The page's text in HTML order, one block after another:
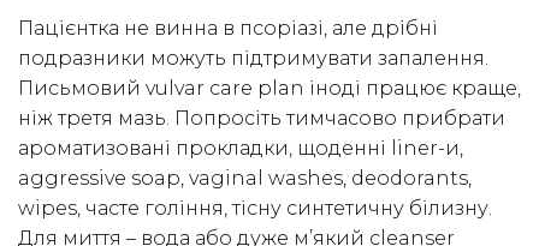
Пацієнтка не винна в псоріазі, але дрібні
подразники можуть підтримувати запалення.
Письмовий vulvar care plan іноді працює краще,
ніж третя мазь. Попросіть тимчасово прибрати
ароматизовані прокладки, щоденні liner-и,
aggressive soap, vaginal washes, deodorants,
wipes, часте гоління, тісну синтетичну білизну.
Для миття – вода або дуже м’який cleanser